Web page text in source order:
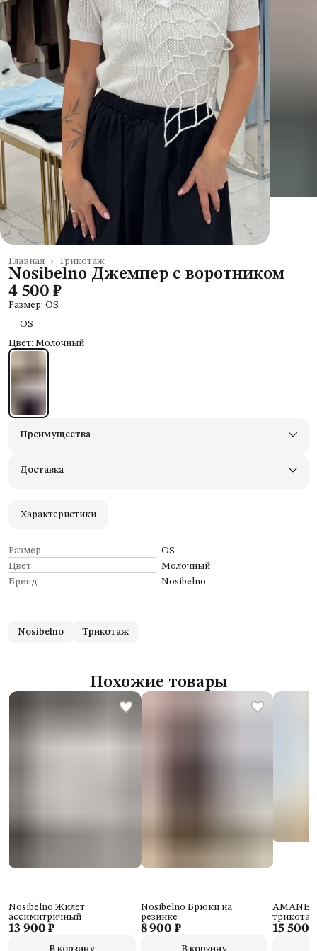
Трикотаж
Главная ›
Nosibelno Джемпер с воротником
4 500 ₽
Размер: OS
OS
Цвет: Молочный
Преимущества
Оплата — картой, СБП или наличными
Доставка
Характеристики
Размер
OS
Цвет
Молочный
Бренд
Nosibelno
Nosibelno Трикотаж
Похожие товары
13 900 ₽
Nosibelno Жилет
ассимитричный
8 900 ₽
Nosibelno Брюки на
резинке
15 500